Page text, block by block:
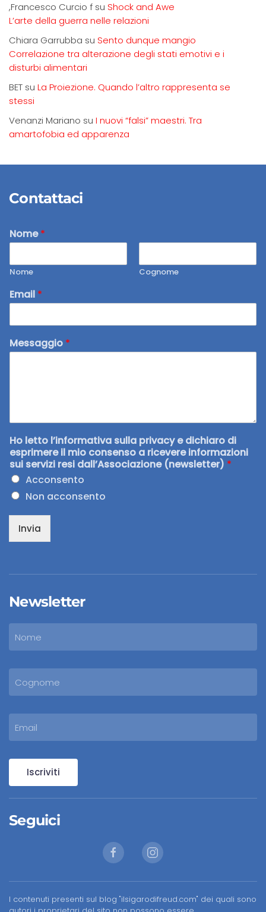
,Francesco Curcio f su Shock and Awe
L’arte della guerra nelle relazioni
Chiara Garrubba su Sento dunque mangio
Correlazione tra alterazione degli stati emotivi e i
disturbi alimentari
BET su La Proiezione. Quando l’altro rappresenta se
stessi
Venanzi Mariano su I nuovi “falsi” maestri. Tra
amartofobia ed apparenza
Contattaci
Nome*
Nome Cognome
Email *
Messaggio *
Ho letto l’informativa sulla privacy e dichiaro di
esprimere il mio consenso a ricevere informazioni
sui servizi resi dall’Associazione (newsletter) *
Acconsento
Non acconsento
Invia
Newsletter
Iscriviti
Seguici
I contenuti presenti sul blog "ilsigarodifreud.com" dei quali sono